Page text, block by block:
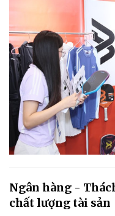
Ngân hàng -
chất lượng tài sản